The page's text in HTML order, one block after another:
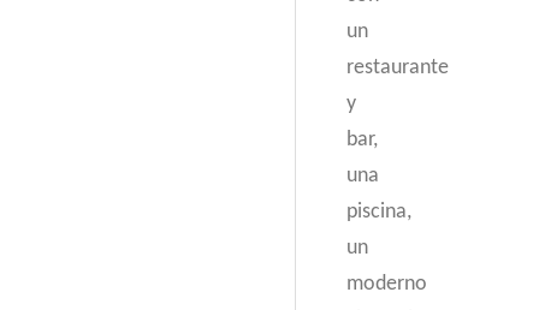
un
restaurante
y
bar,
una
piscina,
un
moderno